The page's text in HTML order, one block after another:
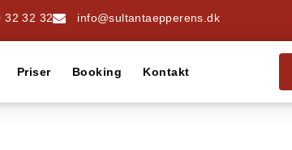
32 32 32 info@sultantaepperens.dk
Priser Booking Kontakt